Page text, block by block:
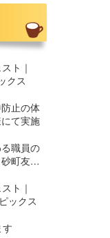
ト｜
クス
止の体
て実施
職員の
町友愛
ト｜
ックス